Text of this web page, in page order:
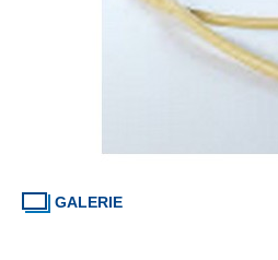
GALERIE